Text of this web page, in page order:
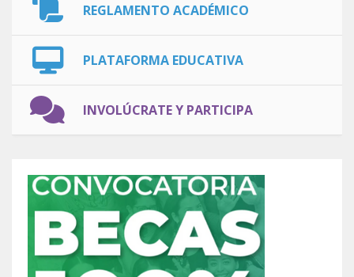
REGLAMENTO ACADÉMICO
PLATAFORMA EDUCATIVA
INVOLÚCRATE Y PARTICIPA